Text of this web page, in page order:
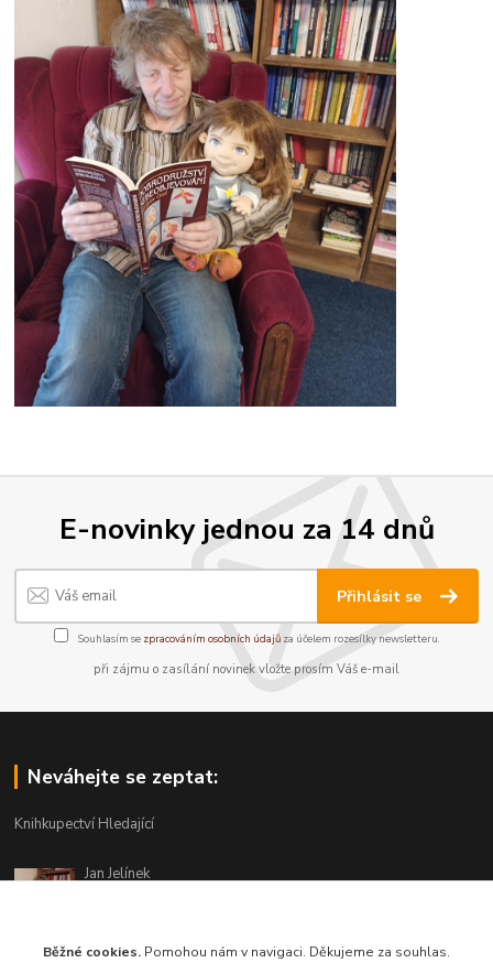
E-novinky jednou za 14 dnů
Přihlásit se
Souhlasím se zpracováním osobních údajůza účelem rozesílky newsletteru.
při zájmu o zasílání novinek vložte prosím Váš e-mail
Neváhejte se zeptat:
Knihkupectví Hledající
Jan Jelínek
Běžné cookies. Pomohou nám v navigaci. Děkujeme za souhlas.